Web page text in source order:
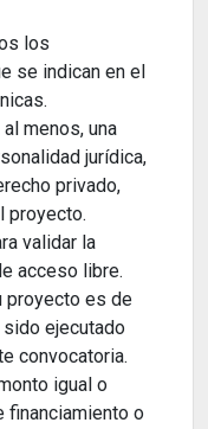
los
se indican en el
menos, una
jurídica,
privado,
proyecto.
validar la
acceso libre.
proyecto es de
ejecutado
convocatoria.
igual o
financiamiento o